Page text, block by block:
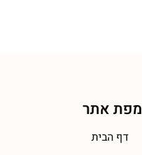
מפת אתר
דף הבית